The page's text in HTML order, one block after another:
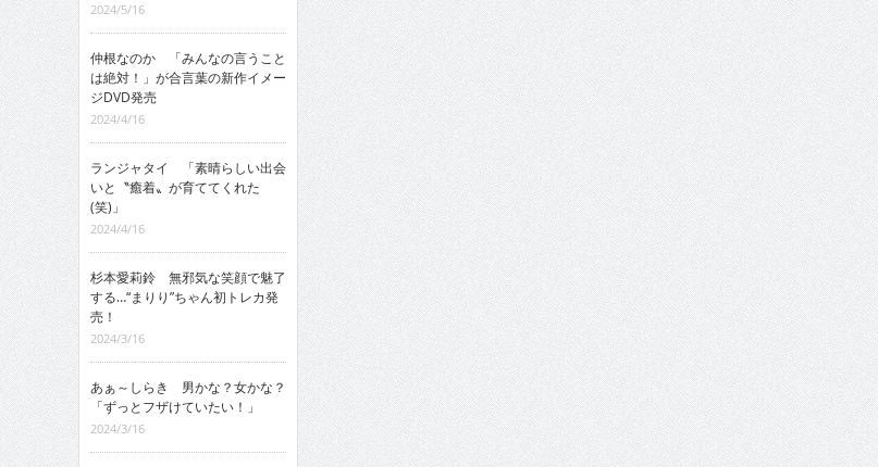
2024/5/16
仲根なのか 「みんなの言うこと
は絶対！」が合言葉の新作イメー
ジDVD発売
2024/4/16
ランジャタイ 「素晴らしい出会
いと〝癒着〟が育ててくれた
(笑)」
2024/4/16
杉本愛莉鈴 無邪気な笑顔で魅了
する…“まりり”ちゃん初トレカ発
売！
2024/3/16
あぁ～しらき 男かな？女かな？
「ずっとフザけていたい！」
2024/3/16